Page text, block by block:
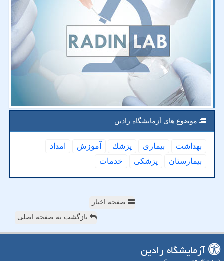
موضوع های آزمایشگاه رادین
بهداشت بیماری پزشك آموزش
امداد
بیمارستان
پزشكی خدمات
صفحه اخبار
بازگشت به صفحه اصلی
آزمایشگاه رادین